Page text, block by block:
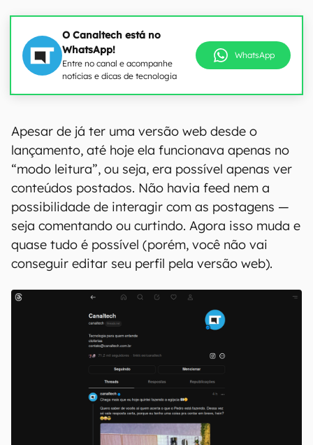
O Canaltech está no
WhatsApp!
Entre no canal e acompanhe
notícias e dicas de tecnologia
WhatsApp
Apesar de já ter uma versão web desde o
lançamento, até hoje ela funcionava apenas no
“modo leitura”, ou seja, era possível apenas ver
conteúdos postados. Não havia feed nem a
possibilidade de interagir com as postagens ­—
seja comentando ou curtindo. Agora isso muda e
quase tudo é possível (porém, você não vai
conseguir editar seu perfil pela versão web).